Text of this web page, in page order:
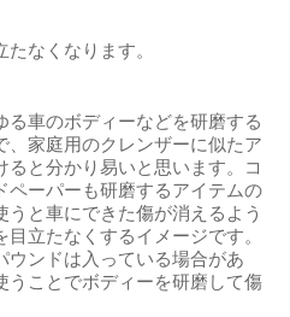
なくなります。
車のボディーなどを研磨する
、家庭用のクレンザーに似たア
と分かり易いと思います。コ
ペーパーも研磨するアイテムの
と車にできた傷が消えるよう
立たなくするイメージです。
ウンドは入っている場合があ
うことでボディーを研磨して傷